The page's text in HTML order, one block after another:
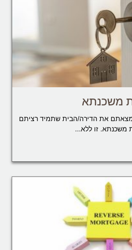
משכנתא
את הדירה/הבית שתמיד רציתם
משכנתא. זו ללא...